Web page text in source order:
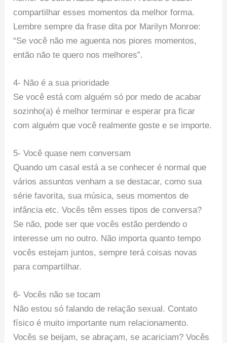
compartilhar esses momentos da melhor forma.
Lembre sempre da frase dita por Marilyn Monroe:
“Se você não me aguenta nos piores momentos,
então não te quero nos melhores”.
4- Não é a sua prioridade
Se você está com alguém só por medo de acabar
sozinho(a) é melhor terminar e esperar pra ficar
com alguém que você realmente goste e se importe.
5- Você quase nem conversam
Quando um casal está a se conhecer é normal que
vários assuntos venham a se destacar, como sua
série favorita, sua música, seus momentos de
infância etc. Vocês têm esses tipos de conversa?
Se não, pode ser que vocês estão perdendo o
interesse um no outro. Não importa quanto tempo
vocês estejam juntos, sempre terá coisas novas
para compartilhar.
6- Vocês não se tocam
Não estou só falando de relação sexual. Contato
físico é muito importante num relacionamento.
Vocês se beijam, se abraçam, se acariciam? Vocês